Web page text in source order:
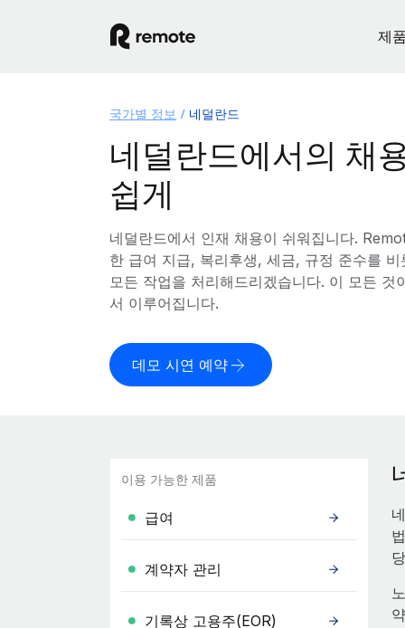
제품
국가별 정보 네덜란드
네덜란드에서의 채
쉽게
네덜란드에서 인재 채용이 쉬워집니다.
한 급여 지급, 복리후생, 세금, 규정 준수를
모든 작업을 처리해드리겠습니다. 이 모든 것
서 이루어집니다.
데모 시연 예약
이용 가능한 제품
급여
계약자 관리
기록상 고용주(EOR)